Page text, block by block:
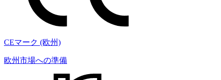
CEマーク (欧州)
欧州市場への準備